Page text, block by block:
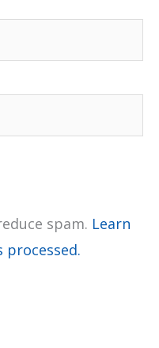
spam. Learn
processed.